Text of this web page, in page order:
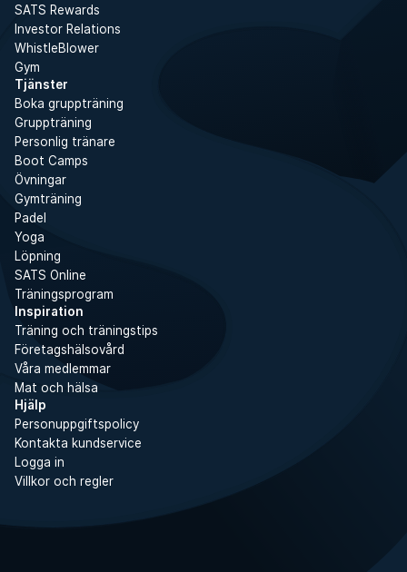
SATS Rewards
Investor Relations
WhistleBlower
Gym
Tjänster
Boka gruppträning
Gruppträning
Personlig tränare
Boot Camps
Övningar
Gymträning
Padel
Yoga
Löpning
SATS Online
Träningsprogram
Inspiration
Träning och träningstips
Företagshälsovård
Våra medlemmar
Mat och hälsa
Hjälp
Personuppgiftspolicy
Kontakta kundservice
Logga in
Villkor och regler